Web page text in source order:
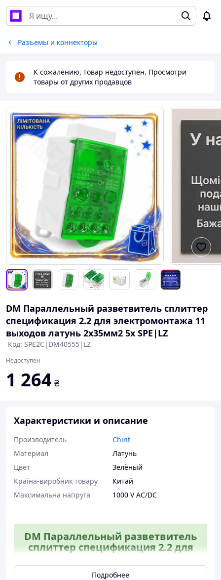
Разъемы и коннекторы
К сожалению, товар недоступен. Просмотри
товары от других продавцов
DM Параллельный разветвитель сплиттер
спецификация 2.2 для электромонтажа 11
выходов латунь 2х35мм2 5х SPE|LZ
Код: SPE2C|DM40555|LZ
Недоступен
1 264 ₴
Характеристики и описание
Производитель
Chint
Материал
Латунь
Цвет
Зелёный
Країна-виробник товару
Китай
Максимальна напруга
1000 V AC/DC
DM Параллельный разветвитель
сплиттер спецификация 2.2 для
латунь 2х35мм2 5х SPE|LZ
Подробнее